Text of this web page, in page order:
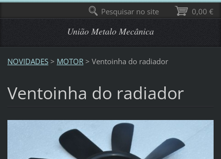
União Metalo Mecânica
NOVIDADES > MOTOR > Ventoinha do radiador
Ventoinha do radiador
0,00 €
Pesquisar no site